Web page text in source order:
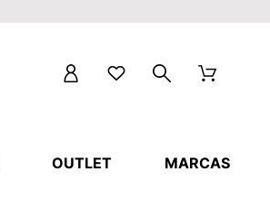
OUTLET MARCAS